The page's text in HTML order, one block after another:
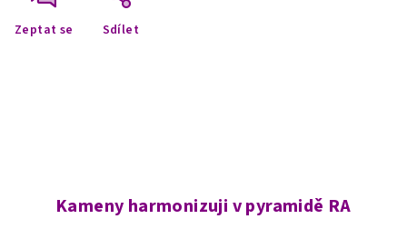
Zeptat se Sdílet
Kameny harmonizuji v pyramidě RA